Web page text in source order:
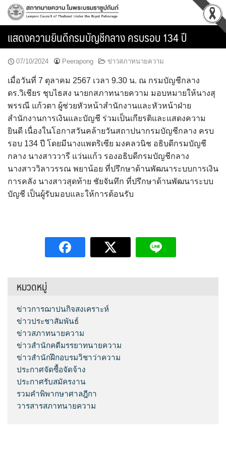
Skip
แสดงความยินดีกรมบัญชีกลาง ครบรอบ 134 ปี
07/10/2024 Peerapong ข่าวสภาทนายความ
เมื่อวันที่ 7 ตุลาคม 2567 เวลา 9.30 น. ณ กรมบัญชีกลาง
ดร.วิเชียร ชุบไธสง นายกสภาทนายความ มอบหมายให้นางสุ
พรรณี แก้วตา ผู้ช่วยหัวหน้าสำนักงานและหัวหน้าฝ่าย
สำนักงานการเงินและบัญชี ร่วมเป็นเกียรติและแสดงความ
ยินดี เนื่องในโอกาสวันคล้ายวันสถาปนากรมบัญชีกลาง ครบ
รอบ 134 ปี โดยมีนางแพตริเซีย มงคลวนิช อธิบดีกรมบัญชี
กลาง นางสาววารี แว่นแก้ว รองอธิบดีกรมบัญชีกลาง
นางสาววิลาวรรณ พยาน้อย ที่ปรึกษาด้านพัฒนาระบบการเงิน
การคลัง นางสาวสุดท้าย ชัยจันทึก ที่ปรึกษาด้านพัฒนาระบบ
บัญชี เป็นผู้รับมอบและให้การต้อนรับ
หมวดหมู่
ข่าวการฌาปนกิจสงเคราะห์
ข่าวประชาสัมพันธ์
ข่าวสภาทนายความ
ข่าวสำนักคดีมรรยาทนายความ
ข่าวสำนักฝึกอบรมวิชาว่าความ
ประกาศจัดซื้อจัดจ้าง
ประกาศรับสมัครงาน
รวมคำพิพากษาศาลฎีกา
วารสารสภาทนายความ